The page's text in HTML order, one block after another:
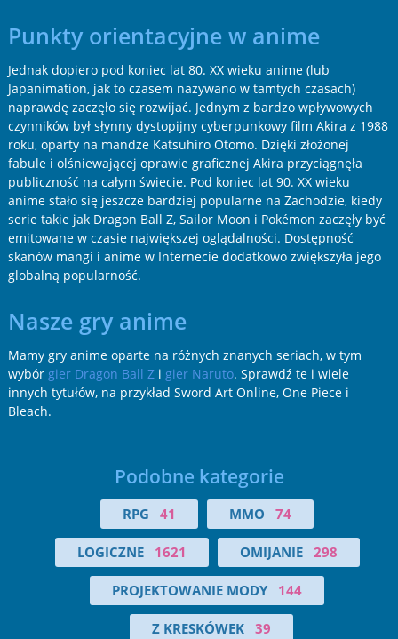
Punkty orientacyjne w anime
Jednak dopiero pod koniec lat 80. XX wieku anime (lub
Japanimation, jak to czasem nazywano w tamtych czasach)
naprawdę zaczęło się rozwijać. Jednym z bardzo wpływowych
czynników był słynny dystopijny cyberpunkowy film Akira z 1988
roku, oparty na mandze Katsuhiro Otomo. Dzięki złożonej
fabule i olśniewającej oprawie graficznej Akira przyciągnęła
publiczność na całym świecie. Pod koniec lat 90. XX wieku
anime stało się jeszcze bardziej popularne na Zachodzie, kiedy
serie takie jak Dragon Ball Z, Sailor Moon i Pokémon zaczęły być
emitowane w czasie największej oglądalności. Dostępność
skanów mangi i anime w Internecie dodatkowo zwiększyła jego
globalną popularność.
Nasze gry anime
Mamy gry anime oparte na różnych znanych seriach, w tym
wybór gier Dragon Ball Zi gier Naruto. Sprawdź te i wiele
innych tytułów, na przykład Sword Art Online, One Piece i
Bleach.
Podobne kategorie
RPG 41 MMO 74
LOGICZNE 1621 OMIJANIE 298
PROJEKTOWANIE MODY 144
Z KRESKÓWEK 39